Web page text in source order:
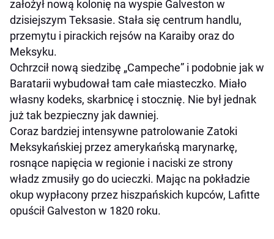
założył nową kolonię na wyspie Galveston w
dzisiejszym Teksasie. Stała się centrum handlu,
przemytu i pirackich rejsów na Karaiby oraz do
Meksyku.
Ochrzcił nową siedzibę „Campeche” i podobnie jak w
Baratarii wybudował tam całe miasteczko. Miało
własny kodeks, skarbnicę i stocznię. Nie był jednak
już tak bezpieczny jak dawniej.
Coraz bardziej intensywne patrolowanie Zatoki
Meksykańskiej przez amerykańską marynarkę,
rosnące napięcia w regionie i naciski ze strony
władz zmusiły go do ucieczki. Mając na pokładzie
okup wypłacony przez hiszpańskich kupców, Lafitte
opuścił Galveston w 1820 roku.